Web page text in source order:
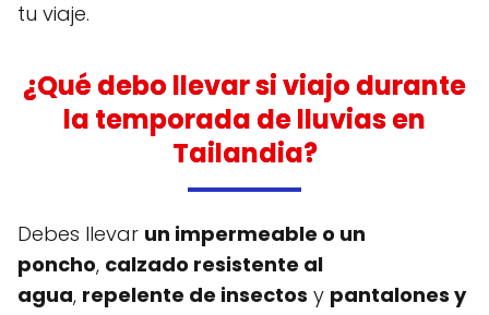
tu viaje.
¿Qué debo llevar si viajo durante
la temporada de lluvias en
Tailandia?
Debes llevar un impermeable o un
poncho, calzado resistente al
agua, repelente de insectos y pantalones y